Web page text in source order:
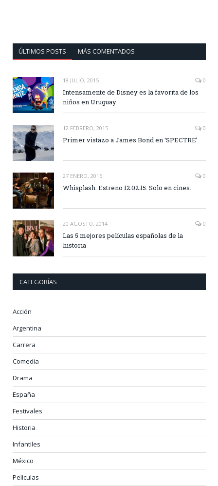
ÚLTIMOS POSTS MÁS COMENTADOS
18 JULIO, 2015 0
Intensamente de Disney es la favorita de los
niños en Uruguay
12 FEBRERO, 2015 0
Primer vistazo a James Bond en ‘SPECTRE’
27 ENERO, 2015 0
Whisplash. Estreno 12.02.15. Solo en cines.
20 AGOSTO, 2014 0
Las 5 mejores películas españolas de la
historia
CATEGORÍAS
Acción
Argentina
Carrera
Comedia
Drama
España
Festivales
Historia
Infantiles
México
Películas